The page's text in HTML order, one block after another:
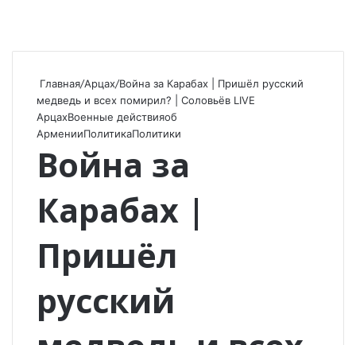
Главная/Арцах/Война за Карабах | Пришёл русский
медведь и всех помирил? | Соловьёв LIVE
АрцахВоенные действияоб
АрменииПолитикаПолитики
Война за
Карабах |
Пришёл
русский